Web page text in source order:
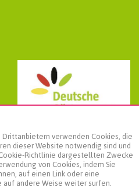
verwenden Cookies, die
dieser Website notwendig sind und
Richtlinie dargestellten Zwecke
von Cookies, indem Sie
auf einen Link oder eine
andere Weise weiter surfen.